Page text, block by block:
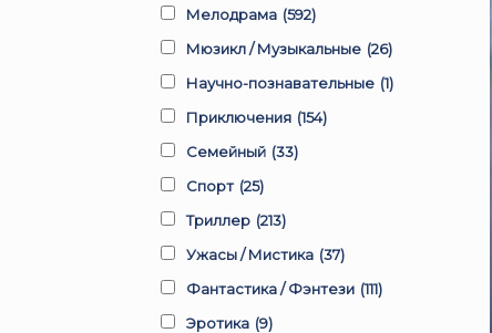
Мелодрама (592)
Мюзикл / Музыкальные (26)
Научно-познавательные (1)
Приключения (154)
Семейный (33)
Спорт (25)
Триллер (213)
Ужасы / Мистика (37)
Фантастика / Фэнтези (111)
Эротика (9)